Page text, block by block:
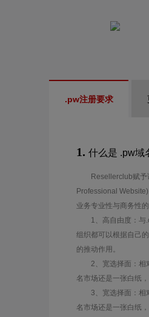
.pw注册要求
1. 什么是 .pw域
Resellerclub赋予
Professional
业务专业性与商务性
1、高自由度：与
组织都可以根据自己
的推动作用。
2、宽选择面：相
名市场还是一张白纸
3、宽选择面：相
名市场还是一张白纸